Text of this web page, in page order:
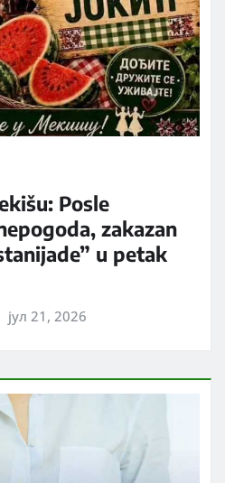
Posle
zakazan
u petak
јул 21, 2026